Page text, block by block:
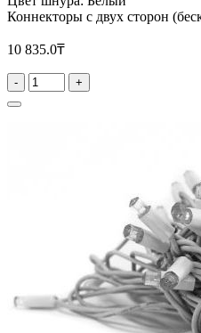
Коннекторы с двух сторон
10 835.0₸
- +